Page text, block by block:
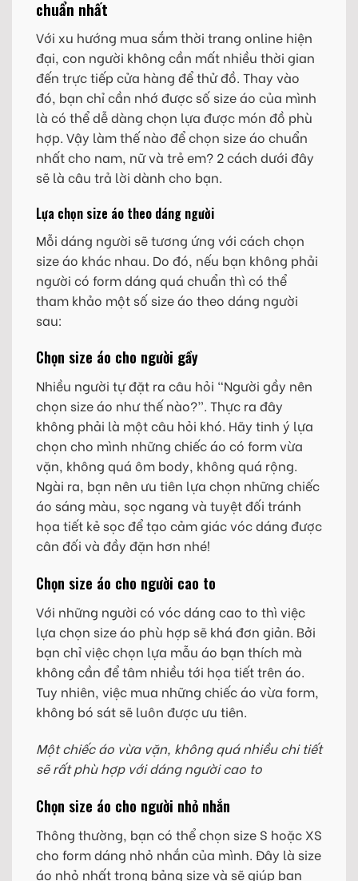
chuẩn nhất
Với xu hướng mua sắm thời trang online hiện
đại, con người không cần mất nhiều thời gian
đến trực tiếp cửa hàng để thử đồ. Thay vào
đó, bạn chỉ cần nhớ được số size áo của mình
là có thể dễ dàng chọn lựa được món đồ phù
hợp. Vậy làm thế nào để chọn size áo chuẩn
nhất cho nam, nữ và trẻ em? 2 cách dưới đây
sẽ là câu trả lời dành cho bạn.
Lựa chọn size áo theo dáng người
Mỗi dáng người sẽ tương ứng với cách chọn
size áo khác nhau. Do đó, nếu bạn không phải
người có form dáng quá chuẩn thì có thể
tham khảo một số size áo theo dáng người
sau:
Chọn size áo cho người gầy
Nhiều người tự đặt ra câu hỏi “Người gầy nên
chọn size áo như thế nào?”. Thực ra đây
không phải là một câu hỏi khó. Hãy tinh ý lựa
chọn cho mình những chiếc áo có form vừa
vặn, không quá ôm body, không quá rộng.
Ngài ra, bạn nên ưu tiên lựa chọn những chiếc
áo sáng màu, sọc ngang và tuyệt đối tránh
họa tiết kẻ sọc để tạo cảm giác vóc dáng được
cân đối và đầy đặn hơn nhé!
Chọn size áo cho người cao to
Với những người có vóc dáng cao to thì việc
lựa chọn size áo phù hợp sẽ khá đơn giản. Bởi
bạn chỉ việc chọn lựa mẫu áo bạn thích mà
không cần để tâm nhiều tới họa tiết trên áo.
Tuy nhiên, việc mua những chiếc áo vừa form,
không bó sát sẽ luôn được ưu tiên.
Một chiếc áo vừa vặn, không quá nhiều chi tiết
sẽ rất phù hợp với dáng người cao to
Chọn size áo cho người nhỏ nhắn
Thông thường, bạn có thể chọn size S hoặc XS
cho form dáng nhỏ nhắn của mình. Đây là size
áo nhỏ nhất trong bảng size và sẽ giúp bạn